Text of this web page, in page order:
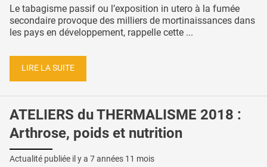
Le tabagisme passif ou l’exposition in utero à la fumée
secondaire provoque des milliers de mortinaissances dans
les pays en développement, rappelle cette ...
LIRE LA SUITE
ATELIERS du THERMALISME 2018 :
Arthrose, poids et nutrition
Actualité publiée il y a 7 années 11 mois